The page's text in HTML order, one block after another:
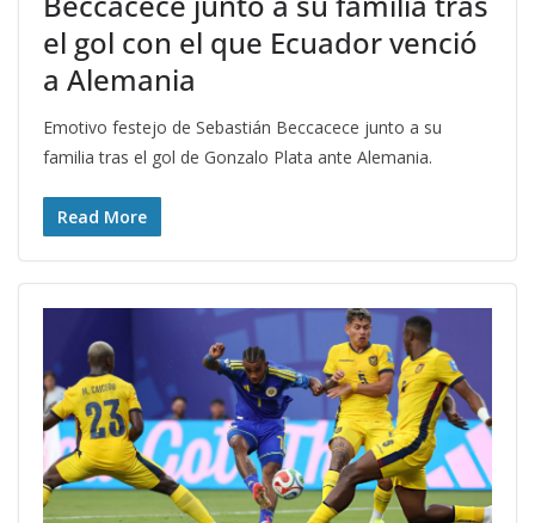
el gol con el que Ecuador venció
a Alemania
Emotivo festejo de Sebastián Beccacece junto a su
familia tras el gol de Gonzalo Plata ante Alemania.
Read More